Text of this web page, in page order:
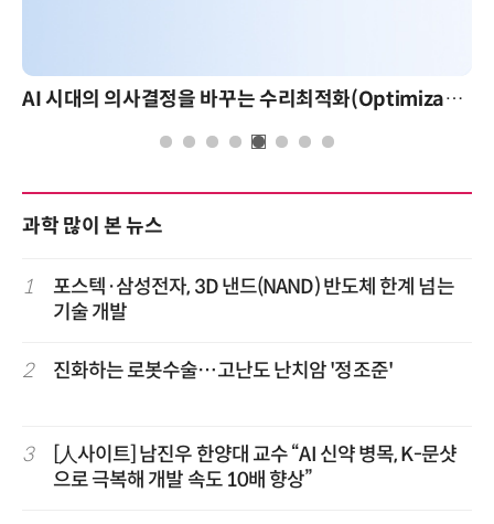
AI 시대의 의사결정을 바꾸는 수리최적화(Optimization): 실제 산업 적용 사례와 활용 전략
과학 많이 본 뉴스
1
포스텍·삼성전자, 3D 낸드(NAND) 반도체 한계 넘는
기술 개발
2 진화하는 로봇수술…고난도 난치암 '정조준'
3
[人사이트] 남진우 한양대 교수 “AI 신약 병목, K-문샷
으로 극복해 개발 속도 10배 향상”